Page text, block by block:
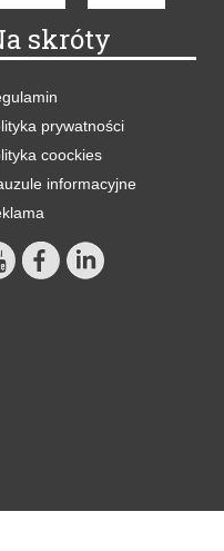
skróty
prywatności
coockies
informacyjne